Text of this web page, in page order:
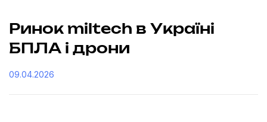
Ринок miltech в Україні
БПЛА і дрони
09.04.2026